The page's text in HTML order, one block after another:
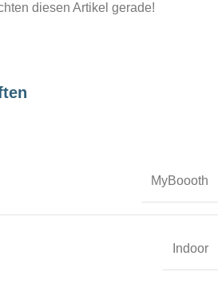
diesen Artikel gerade!
MyBoooth
Indoor